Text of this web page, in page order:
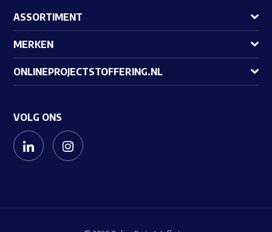
ASSORTIMENT
MERKEN
ONLINEPROJECTSTOFFERING.NL
VOLG ONS